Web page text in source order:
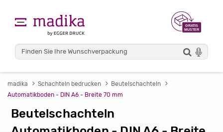
madika Schachteln bedrucken
Beutelschachteln
Automatikboden - DIN A6 - Breite 70 mm
Beutelschachteln